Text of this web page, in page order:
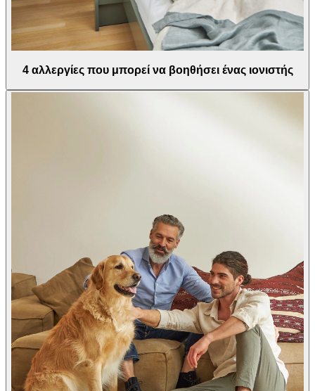
4 αλλεργίες που μπορεί να βοηθήσει ένας ιονιστής